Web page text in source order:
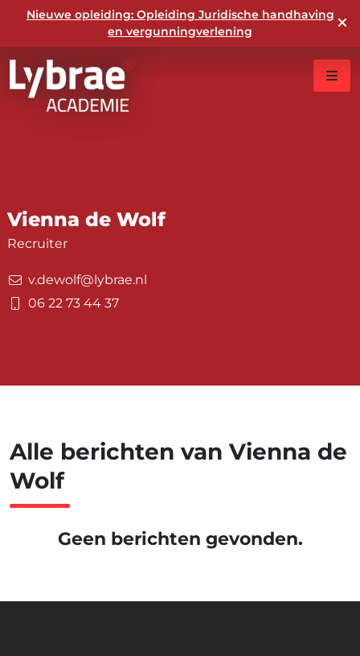
Nieuwe opleiding: Opleiding Juridische handhaving
en vergunningverlening
Vienna de Wolf
Recruiter
v.dewolf@lybrae.nl
06 22 73 44 37
Alle berichten van Vienna de
Wolf
Geen berichten gevonden.